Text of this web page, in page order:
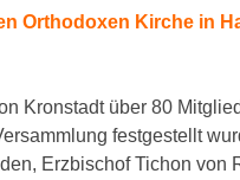
Orthodoxen Kirche in
Kronstadt über 80
festgestellt
Erzbischof Tichon von